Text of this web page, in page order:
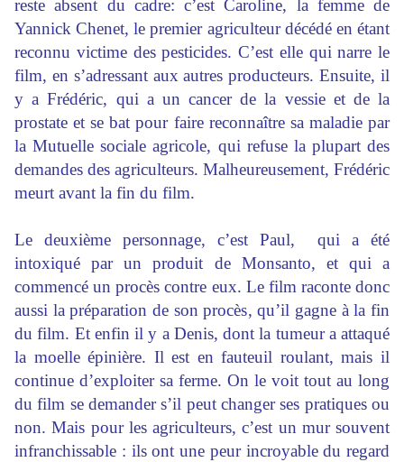
reste absent du cadre: c’est Caroline, la femme de
Yannick Chenet, le premier agriculteur décédé en étant
reconnu victime des pesticides. C’est elle qui narre le
film, en s’adressant aux autres producteurs. Ensuite, il
y a Frédéric, qui a un cancer de la vessie et de la
prostate et se bat pour faire reconnaître sa maladie par
la Mutuelle sociale agricole, qui refuse la plupart des
demandes des agriculteurs. Malheureusement, Frédéric
meurt avant la fin du film.
Le deuxième personnage, c’est Paul, qui a été
intoxiqué par un produit de Monsanto, et qui a
commencé un procès contre eux. Le film raconte donc
aussi la préparation de son procès, qu’il gagne à la fin
du film. Et enfin il y a Denis, dont la tumeur a attaqué
la moelle épinière. Il est en fauteuil roulant, mais il
continue d’exploiter sa ferme. On le voit tout au long
du film se demander s’il peut changer ses pratiques ou
non. Mais pour les agriculteurs, c’est un mur souvent
infranchissable : ils ont une peur incroyable du regard